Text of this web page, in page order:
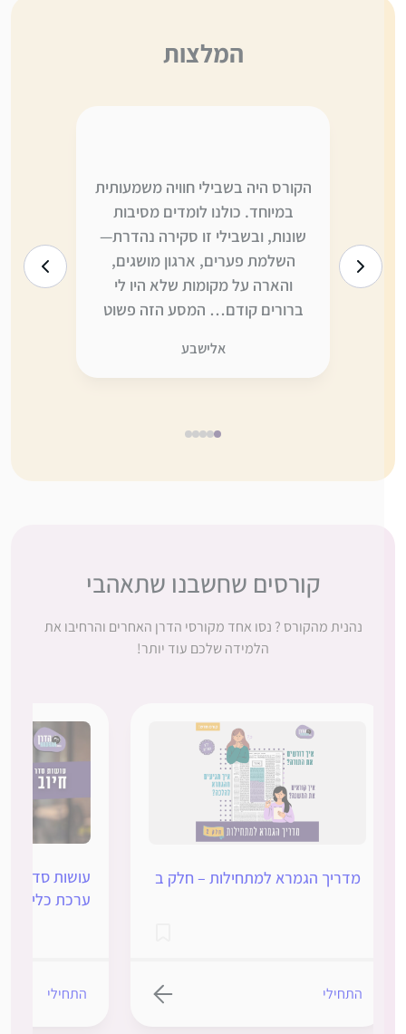
המלצות
הקורס היה בשבילי חוויה משמעותית
במיוחד. כולנו לומדים מסיבות
שונות, ובשבילי זו סקירה נהדרת—
השלמת פערים, ארגון מושגים,
והארה על מקומות שלא היו לי
ברורים קודם… המסע הזה פשוט
ענקית, כמו תמיד, על ההשקעה
והמסירות.
אלישבע
1
2
קורסים שחשבנו שתאהבי
נהנית מהקורס ? נסו אחד מקורסי הדרן האחרים והרחיבו את
הלמידה שלכם עוד יותר!
מדריך הגמרא למתחילות – חלק ב
התחילי
עושות סדר
ערכת כלים
התחילי